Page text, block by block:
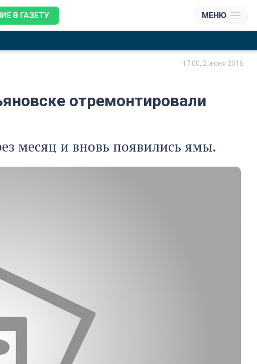
В ГАЗЕТУ МЕНЮ
17:00, 2 июня 2016
отремонтировали
месяц и вновь появились ямы.